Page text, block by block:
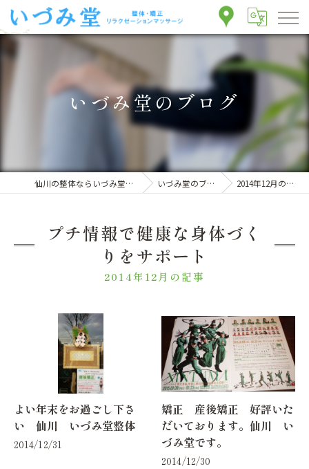
いづみ堂のブログ
仙川の整体ならいづみ堂整体院 いづみ堂のブログ 2014年12月の記事
プチ情報で健康な身体づく
りをサポート
2014年12月の記事
よい年末をお過ごし下さ
い 仙川 いづみ堂整体
2014/12/31
矯正 産後矯正 好評いた
だいております。仙川 い
づみ堂です。
2014/12/30